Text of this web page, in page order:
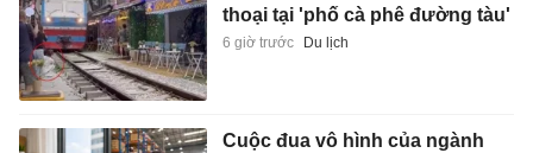
thoại tại 'phố cà phê đường tàu'
6 giờ trước Du lịch
Cuộc đua vô hình của ngành